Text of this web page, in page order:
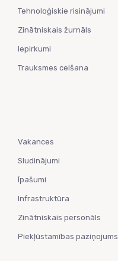
Tehnoloģiskie risinājumi
Zinātniskais žurnāls
Iepirkumi
Trauksmes celšana
Vakances
Sludinājumi
Īpašumi
Infrastruktūra
Zinātniskais personāls
Piekļūstamības paziņojums